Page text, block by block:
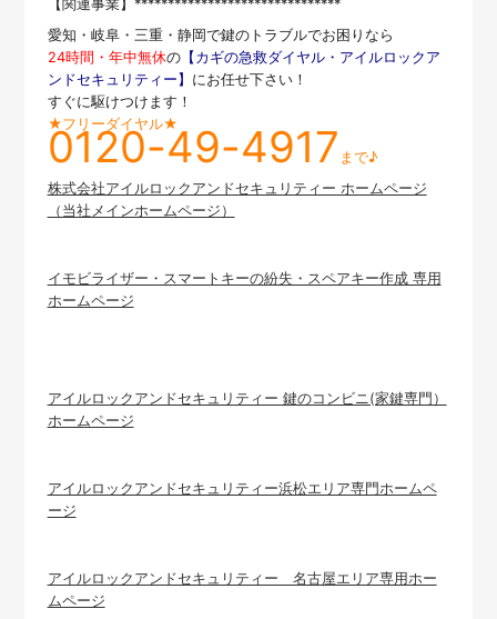
【関連事業】*******************************
愛知・岐阜・三重・静岡で鍵のトラブルでお困りなら
24時間・年中無休の【カギの急救ダイヤル・アイルロックア
ンドセキュリティー】 にお任せ下さい！
すぐに駆けつけます！
★フリーダイヤル★
0120-49-4917 まで♪
株式会社アイルロックアンドセキュリティー ホームページ
（当社メインホームページ）
イモビライザー・スマートキーの紛失・スペアキー作成 専用
ホームページ
アイルロックアンドセキュリティー 鍵のコンビニ(家鍵専門）
ホームページ
アイルロックアンドセキュリティー浜松エリア専門ホームペ
ージ
アイルロックアンドセキュリティー 名古屋エリア専用ホー
ムページ